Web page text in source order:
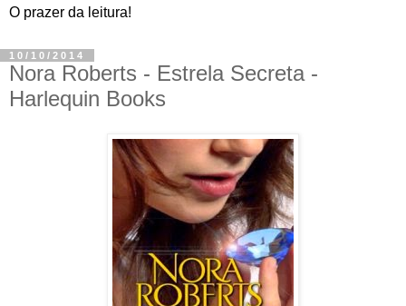
O prazer da leitura!
10/10/2014
Nora Roberts - Estrela Secreta -
Harlequin Books